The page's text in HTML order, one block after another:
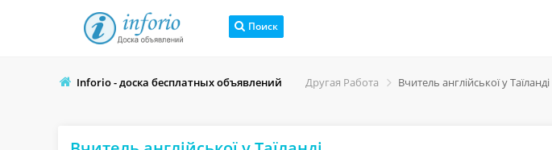
Поиск
Inforio - доска бесплатных объявлений Другая Работа Вчитель англійської у Таїланді